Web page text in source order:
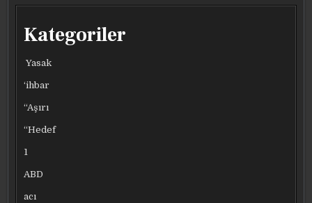
Kategoriler
Yasak
‘ihbar
“Aşırı
“Hedef
1
ABD
acı